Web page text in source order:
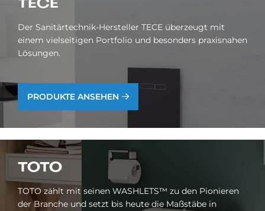
TECE
Der Sanitärtechnik-Hersteller TECE überzeugt mit
einem vielseitigen Portfolio und besonders praxisnahen
Lösungen.
PRODUKTE ANSEHEN
TOTO
TOTO zählt mit seinen WASHLETS™ zu den Pionieren
der Branche und setzt bis heute die Maßstäbe in